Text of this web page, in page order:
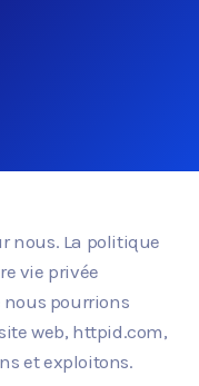
nous. La politique
vie privée
pourrions
web, httpid.com,
et exploitons.